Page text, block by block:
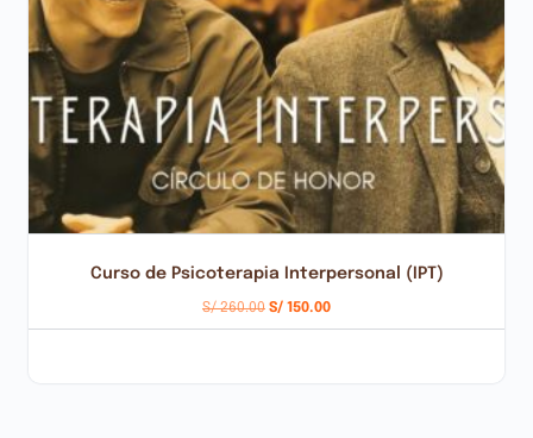
Curso de Psicoterapia Interpersonal (IPT)
S/260.00 S/ 150.00